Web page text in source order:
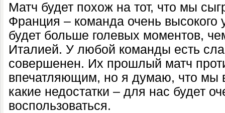
Матч будет похож на тот, что мы
Франция – команда очень высокого
будет больше голевых моментов,
Италией. У любой команды есть
совершенен. Их прошлый матч
впечатляющим, но я думаю, что мы
какие недостатки – для нас будет
воспользоваться.